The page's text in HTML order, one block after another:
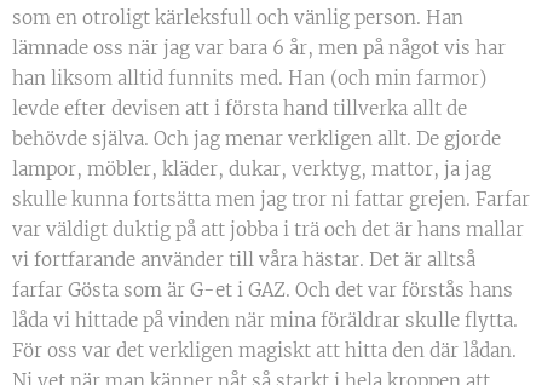
som en otroligt kärleksfull och vänlig person. Han
lämnade oss när jag var bara 6 år, men på något vis har
han liksom alltid funnits med. Han (och min farmor)
levde efter devisen att i första hand tillverka allt de
behövde själva. Och jag menar verkligen allt. De gjorde
lampor, möbler, kläder, dukar, verktyg, mattor, ja jag
skulle kunna fortsätta men jag tror ni fattar grejen. Farfar
var väldigt duktig på att jobba i trä och det är hans mallar
vi fortfarande använder till våra hästar. Det är alltså
farfar Gösta som är G-et i GAZ. Och det var förstås hans
låda vi hittade på vinden när mina föräldrar skulle flytta.
För oss var det verkligen magiskt att hitta den där lådan.